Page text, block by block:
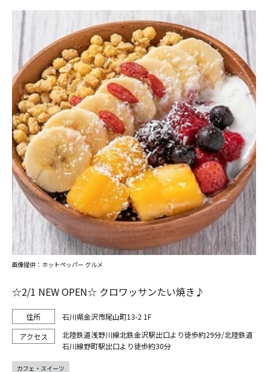
☆2/1 NEW OPEN☆ クロワッサンたい焼き♪
石川県金沢市尾山町13-2 1F
北陸鉄道浅野川線北鉄金沢駅出口より徒歩約29分/北陸鉄道
石川線野町駅出口より徒歩約30分
画像提供：ホットペッパー グルメ
カフェ・スイーツ